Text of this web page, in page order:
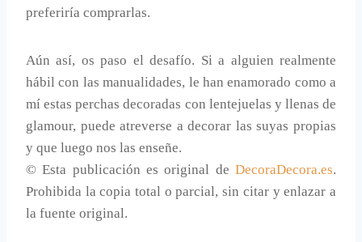
preferiría comprarlas.
Aún así, os paso el desafío. Si a alguien realmente
hábil con las manualidades, le han enamorado como a
mí estas perchas decoradas con lentejuelas y llenas de
glamour, puede atreverse a decorar las suyas propias
y que luego nos las enseñe.
© Esta publicación es original de DecoraDecora.es.
Prohibida la copia total o parcial, sin citar y enlazar a
la fuente original.